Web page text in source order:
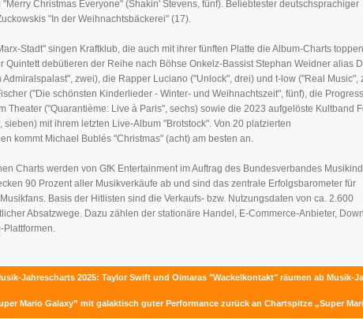
Christmas Everyone" (Shakin' Stevens, fünf). Beliebtester deutschsprachiger
"In der Weihnachtsbäckerei" (17).
Stadt" singen Kraftklub, die auch mit ihrer fünften Platte die Album-Charts
Quintett debütieren der Reihe nach Böhse Onkelz-Bassist Stephan Weidner alias
Admiralspalast", zwei), die Rapper Luciano ("Unlock", drei) und t-low ("Real Music",
("Die schönsten Kinderlieder - Winter- und Weihnachtszeit", fünf), die
Theater ("Quarantième: Live à Paris", sechs) sowie die 2023 aufgelöste Kultband
sieben) mit ihrem letzten Live-Album "Brotstock". Von 20 platzierten
kommt Michael Bublés "Christmas" (acht) am besten an.
Charts werden von GfK Entertainment im Auftrag des Bundesverbandes
90 Prozent aller Musikverkäufe ab und sind das zentrale Erfolgsbarometer für
Basis der Hitlisten sind die Verkaufs- bzw. Nutzungsdaten von ca. 2.600
Absatzwege. Dazu zählen der stationäre Handel, E-Commerce-Anbieter,
Plattformen.
Jahrescharts 2025: Taylor Swift und Oimaras "Wackelkontakt" räumen ab Musik-
Mario Galaxy” mit galaktisch guter Performance zurück an Chartspitze „Super